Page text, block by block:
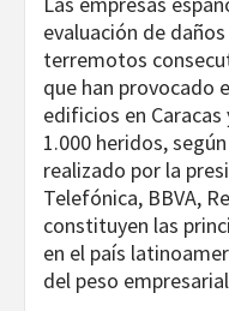
evaluación de
terremotos
que han provocado
edificios en
1.000 heridos,
realizado por la
Telefónica, BBVA,
constituyen las
en el país
del peso